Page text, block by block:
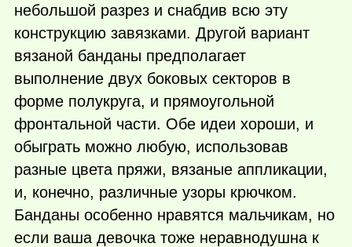
небольшой разрез и снабдив всю эту
конструкцию завязками. Другой вариант
вязаной банданы предполагает
выполнение двух боковых секторов в
форме полукруга, и прямоугольной
фронтальной части. Обе идеи хороши, и
обыграть можно любую, использовав
разные цвета пряжи, вязаные аппликации,
и, конечно, различные узоры крючком.
Банданы особенно нравятся мальчикам, но
если ваша девочка тоже неравнодушна к